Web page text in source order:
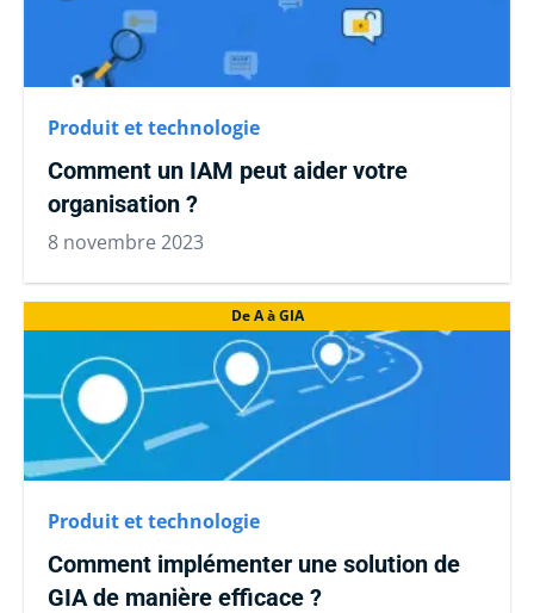
Produit et technologie
Comment un IAM peut aider votre
organisation ?
8 novembre 2023
De A à GIA
Produit et technologie
Comment implémenter une solution de
GIA de manière efficace ?